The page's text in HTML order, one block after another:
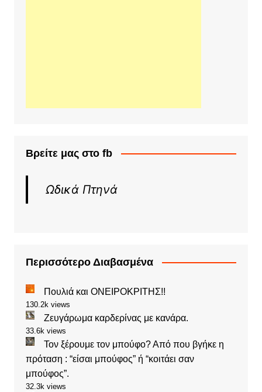
Βρείτε μας στο fb
Ωδικά Πτηνά
Περισσότερο Διαβασμένα
Πουλιά και ΟΝΕΙΡΟΚΡΙΤΗΣ!!
130.2k views
Ζευγάρωμα καρδερίνας με κανάρα.
33.6k views
Τον ξέρουμε τον μπούφο? Από που βγήκε η
πρόταση : “είσαι μπούφος” ή “κοιτάει σαν
μπούφος”.
32.3k views